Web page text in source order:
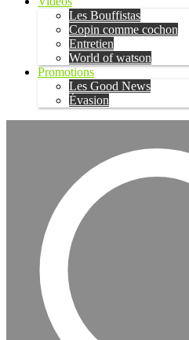
Les Bouffistas
Copin comme cochon
Entretien
World of watson
Promotions
Les Good News
Évasion